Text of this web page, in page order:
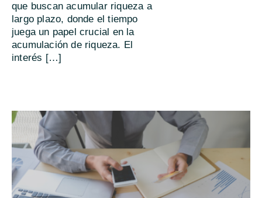
que buscan acumular riqueza a
largo plazo, donde el tiempo
juega un papel crucial en la
acumulación de riqueza. El
interés […]